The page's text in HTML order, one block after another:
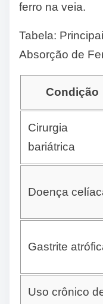
ferro na veia.
Tabela:
Absorção de
Condição
Cirurgia
bariátrica
Doença
Gastrite
Uso crônico